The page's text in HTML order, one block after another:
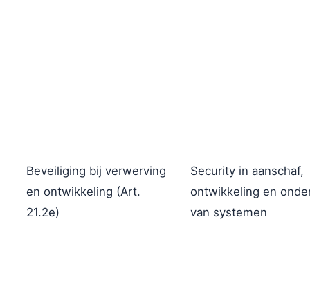
Beveiliging bij verwerving
en ontwikkeling (Art.
21.2e)
Security in aanschaf,
ontwikkeling en
van systemen